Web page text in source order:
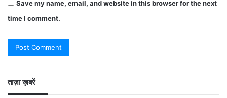
Save my name, email, and website in this browser for the next
time I comment.
ताज़ा ख़बरें